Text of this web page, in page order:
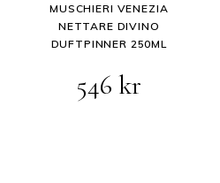
MUSCHIERI VENEZIA
NETTARE DIVINO
DUFTPINNER 250ML
546kr